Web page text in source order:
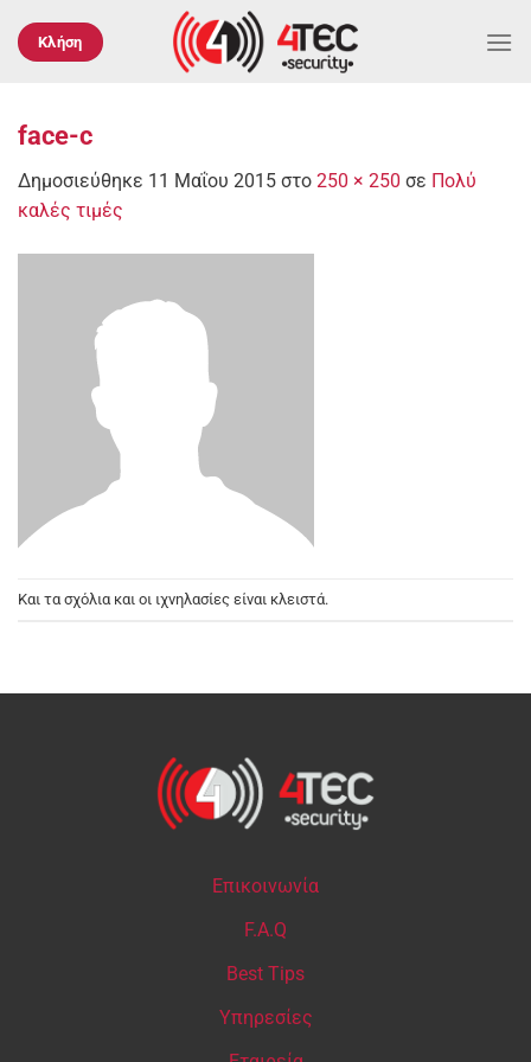
στο
Κλήση
face-c
Δημοσιεύθηκε 11 Μαΐου 2015 στο 250 × 250 σε Πολύ
καλές τιμές
Και τα σχόλια και οι ιχνηλασίες είναι κλειστά.
Επικοινωνία
F.A.Q
Best Tips
Υπηρεσίες